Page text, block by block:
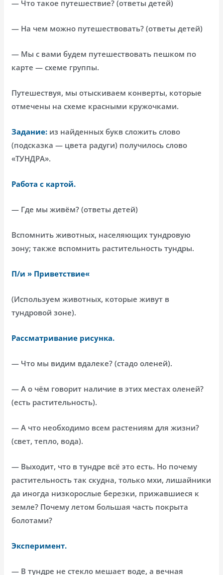
— Что такое путешествие? (ответы детей)
— На чем можно путешествовать? (ответы детей)
— Мы с вами будем путешествовать пешком по
карте — схеме группы.
Путешествуя, мы отыскиваем конверты, которые
отмечены на схеме красными кружочками.
Задание: из найденных букв сложить слово
(подсказка — цвета радуги) получилось слово
«ТУНДРА».
Работа с картой.
— Где мы живём? (ответы детей)
Вспомнить животных, населяющих тундровую
зону; также вспомнить растительность тундры.
П/и » Приветствие«
(Используем животных, которые живут в
тундровой зоне).
Рассматривание рисунка.
— Что мы видим вдалеке? (стадо оленей).
— А о чём говорит наличие в этих местах оленей?
(есть растительность).
— А что необходимо всем растениям для жизни?
(свет, тепло, вода).
— Выходит, что в тундре всё это есть. Но почему
растительность так скудна, только мхи, лишайники
да иногда низкорослые березки, прижавшиеся к
земле? Почему летом большая часть покрыта
болотами?
Эксперимент.
— В тундре не стекло мешает воде, а вечная